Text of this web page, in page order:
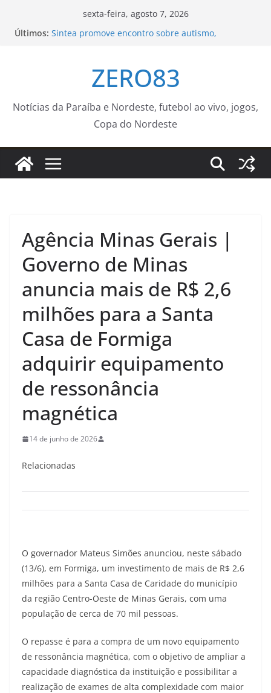
sexta-feira, agosto 7, 2026
Últimos: Sintea promove encontro sobre autismo,
Taça Palácio dos Tropeiros 2026 tem único jogo
neste domingo (9) – Agência de Notícias
proteção às mulheres e entende que acolher é
salvar vidas
Guaratinguetá realizará ação de vacinação contra
Trump assina decretos e restringe cidadania por
nascimento
ZERO83
Notícias da Paraíba e Nordeste, futebol ao vivo, jogos,
Copa do Nordeste
Agência Minas Gerais |
Governo de Minas
anuncia mais de R$ 2,6
milhões para a Santa
Casa de Formiga
adquirir equipamento
de ressonância
magnética
14 de junho de 2026
Relacionadas
O governador Mateus Simões anunciou, neste sábado
(13/6), em Formiga, um investimento de mais de R$ 2,6
milhões para a Santa Casa de Caridade do município
da região Centro-Oeste de Minas Gerais, com uma
população de cerca de 70 mil pessoas.
O repasse é para a compra de um novo equipamento
de ressonância magnética, com o objetivo de ampliar a
capacidade diagnóstica da instituição e possibilitar a
realização de exames de alta complexidade com maior